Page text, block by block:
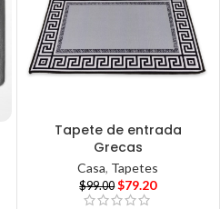
Tapete de entrada
Grecas
Casa, Tapetes
$99.00 $79.20